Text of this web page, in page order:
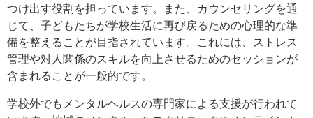
つけ出す役割を担っています。また、カウンセリングを通
じて、子どもたちが学校生活に再び戻るための心理的な準
備を整えることが目指されています。これには、ストレス
管理や対人関係のスキルを向上させるためのセッションが
含まれることが一般的です。
学校外でもメンタルヘルスの専門家による支援が行われて